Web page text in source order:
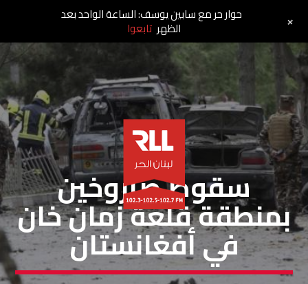
مقالات
سقوط صاروخين
بمنطقة قلعة زمان خان
في أفغانستان
حوار حر مع سابين يوسف: الساعة الواحد بعد
الظهر تابعوا +